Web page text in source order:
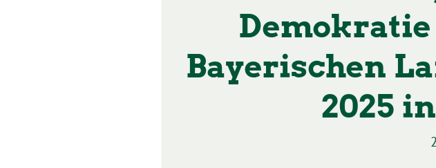
Demokratie
Bayerischen
2025